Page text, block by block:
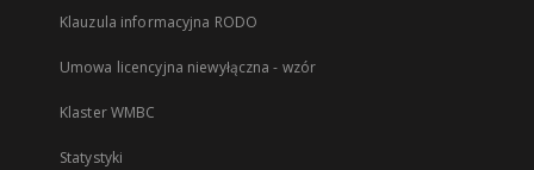
Klauzula informacyjna RODO
Umowa licencyjna niewyłączna - wzór
Klaster WMBC
Statystyki